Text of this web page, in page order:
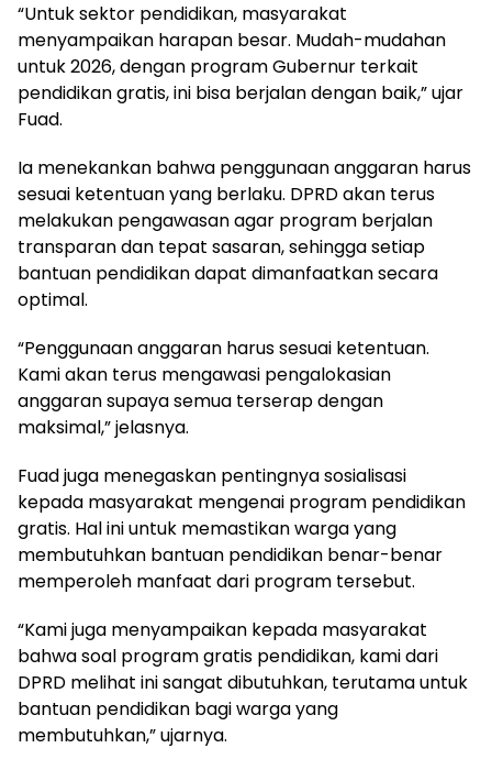
“Untuk sektor pendidikan, masyarakat
menyampaikan harapan besar. Mudah-mudahan
untuk 2026, dengan program Gubernur terkait
pendidikan gratis, ini bisa berjalan dengan baik,” ujar
Fuad.
Ia menekankan bahwa penggunaan anggaran harus
sesuai ketentuan yang berlaku. DPRD akan terus
melakukan pengawasan agar program berjalan
transparan dan tepat sasaran, sehingga setiap
bantuan pendidikan dapat dimanfaatkan secara
optimal.
“Penggunaan anggaran harus sesuai ketentuan.
Kami akan terus mengawasi pengalokasian
anggaran supaya semua terserap dengan
maksimal,” jelasnya.
Fuad juga menegaskan pentingnya sosialisasi
kepada masyarakat mengenai program pendidikan
gratis. Hal ini untuk memastikan warga yang
membutuhkan bantuan pendidikan benar-benar
memperoleh manfaat dari program tersebut.
“Kami juga menyampaikan kepada masyarakat
bahwa soal program gratis pendidikan, kami dari
DPRD melihat ini sangat dibutuhkan, terutama untuk
bantuan pendidikan bagi warga yang
membutuhkan,” ujarnya.